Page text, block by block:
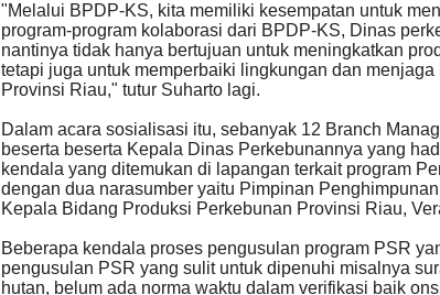
"Melalui BPDP-KS, kita memiliki kesempatan untuk
program-program kolaborasi dari BPDP-KS, Dinas
nantinya tidak hanya bertujuan untuk meningkatkan
tetapi juga untuk memperbaiki lingkungan dan
Provinsi Riau," tutur Suharto lagi.
Dalam acara sosialisasi itu, sebanyak 12 Branch
beserta beserta Kepala Dinas Perkebunannya yang
kendala yang ditemukan di lapangan terkait program
dengan dua narasumber yaitu Pimpinan
Kepala Bidang Produksi Perkebunan Provinsi Riau,
Beberapa kendala proses pengusulan program PSR
pengusulan PSR yang sulit untuk dipenuhi misalnya
hutan, belum ada norma waktu dalam verifikasi baik